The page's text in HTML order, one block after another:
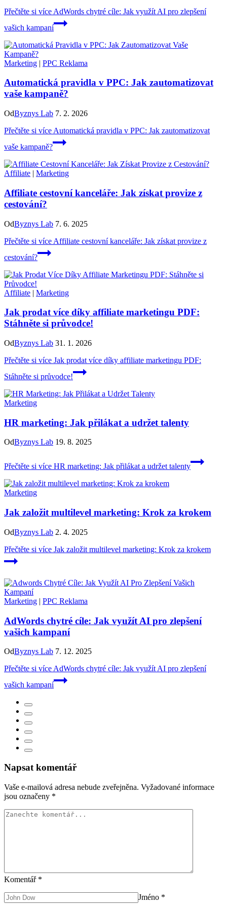
Přečtěte si více AdWords chytré cíle: Jak využít AI pro zlepšení
vašich kampaní
Marketing | PPC Reklama
Automatická pravidla v PPC: Jak zautomatizovat
vaše kampaně?
OdByznys Lab 7. 2. 2026
Přečtěte si více Automatická pravidla v PPC: Jak zautomatizovat
vaše kampaně?
Affiliate | Marketing
Affiliate cestovní kanceláře: Jak získat provize z
cestování?
OdByznys Lab 7. 6. 2025
Přečtěte si více Affiliate cestovní kanceláře: Jak získat provize z
cestování?
Affiliate | Marketing
Jak prodat více díky affiliate marketingu PDF:
Stáhněte si průvodce!
OdByznys Lab 31. 1. 2026
Přečtěte si více Jak prodat více díky affiliate marketingu PDF:
Stáhněte si průvodce!
Marketing
HR marketing: Jak přilákat a udržet talenty
OdByznys Lab 19. 8. 2025
Přečtěte si více HR marketing: Jak přilákat a udržet talenty
Marketing
Jak založit multilevel marketing: Krok za krokem
OdByznys Lab 2. 4. 2025
Přečtěte si více Jak založit multilevel marketing: Krok za krokem
Marketing | PPC Reklama
AdWords chytré cíle: Jak využít AI pro zlepšení
vašich kampaní
OdByznys Lab 7. 12. 2025
Přečtěte si více AdWords chytré cíle: Jak využít AI pro zlepšení
vašich kampaní
Napsat komentář
Vaše e-mailová adresa nebude zveřejněna. Vyžadované informace
jsou označeny *
Komentář *
Jméno *